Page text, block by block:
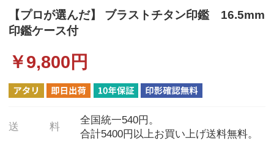
【プロが選んだ】 ブラストチタン印鑑 16.5mm
印鑑ケース付
￥9,800 円
送 料
全国統一540円。
合計5400円以上お買い上げ送料無料。